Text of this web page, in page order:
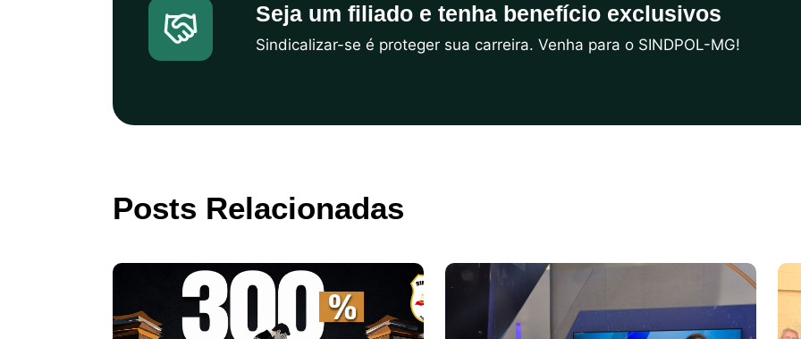
Seja um filiado e tenha benefício exclusivos
Sindicalizar-se é proteger sua carreira. Venha para o SINDPOL-MG!
Posts Relacionadas